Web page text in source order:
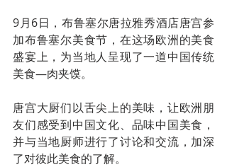
9月6日，布鲁塞尔唐拉雅秀酒店唐宫参
加布鲁塞尔美食节，在这场欧洲的美食
盛宴上，为当地人呈现了一道中国传统
美食—肉夹馍。
唐宫大厨们以舌尖上的美味，让欧洲朋
友们感受到中国文化、品味中国美食，
并与当地厨师进行了讨论和交流，加深
了对彼此美食的了解。